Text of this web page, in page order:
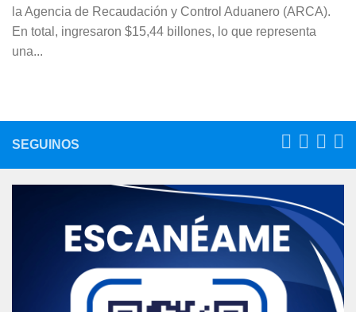
la Agencia de Recaudación y Control Aduanero (ARCA).
En total, ingresaron $15,44 billones, lo que representa
una...
SEGUINOS